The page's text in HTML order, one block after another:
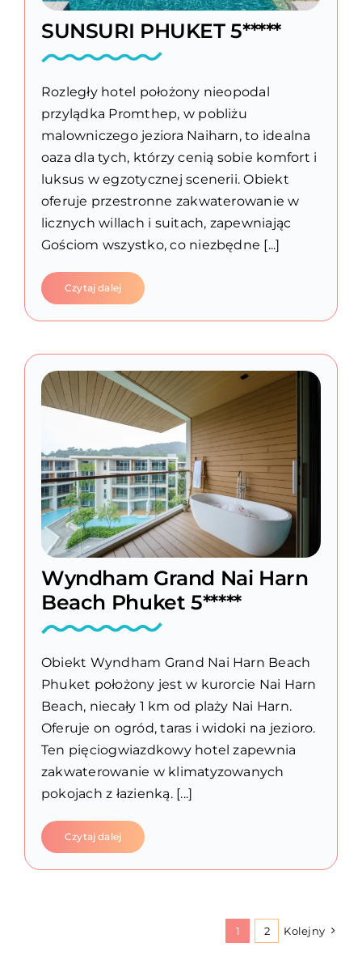
SUNSURI PHUKET 5*****
Rozległy hotel położony nieopodal
przylądka Promthep, w pobliżu
malowniczego jeziora Naiharn, to idealna
oaza dla tych, którzy cenią sobie komfort i
luksus w egzotycznej scenerii. Obiekt
oferuje przestronne zakwaterowanie w
licznych willach i suitach, zapewniając
Gościom wszystko, co niezbędne [...]
Czytaj dalej
Wyndham Grand Nai Harn
Beach Phuket 5*****
Obiekt Wyndham Grand Nai Harn Beach
Phuket położony jest w kurorcie Nai Harn
Beach, niecały 1 km od plaży Nai Harn.
Oferuje on ogród, taras i widoki na jezioro.
Ten pięciogwiazdkowy hotel zapewnia
zakwaterowanie w klimatyzowanych
pokojach z łazienką. [...]
Czytaj dalej
1 2 Kolejny